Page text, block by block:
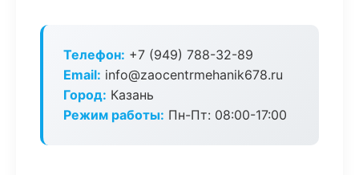
Телефон: +7 (949) 788-32-89
Email: info@zaocentrmehanik678.ru
Город: Казань
Режим работы: Пн-Пт: 08:00-17:00